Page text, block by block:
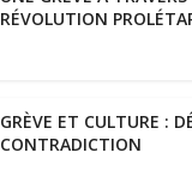
RÉVOLUTION
GRÈVE ET CULTURE :
CONTRADICTION